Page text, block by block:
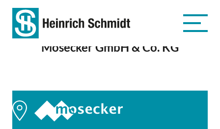
Mosecker GmbH & Co. KG